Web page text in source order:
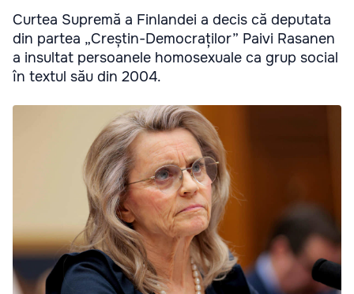
Curtea Supremă a Finlandei a decis că deputata
din partea „Creștin-Democraților” Paivi Rasanen
a insultat persoanele homosexuale ca grup social
în textul său din 2004.